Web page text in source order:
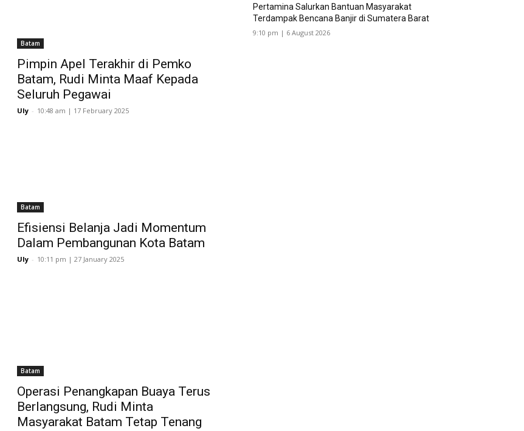
Batam
Pimpin Apel Terakhir di Pemko
Batam, Rudi Minta Maaf Kepada
Seluruh Pegawai
Uly - 10:48 am | 17 February 2025
Batam
Efisiensi Belanja Jadi Momentum
Dalam Pembangunan Kota Batam
Uly - 10:11 pm | 27 January 2025
Batam
Operasi Penangkapan Buaya Terus
Berlangsung, Rudi Minta
Masyarakat Batam Tetap Tenang
Pertamina Salurkan Bantuan Masyarakat
Terdampak Bencana Banjir di Sumatera Barat
9:10 pm | 6 August 2026